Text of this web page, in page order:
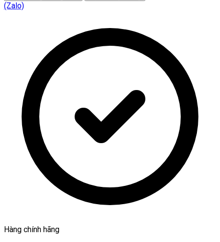
(Zalo)
Hàng chính hãng